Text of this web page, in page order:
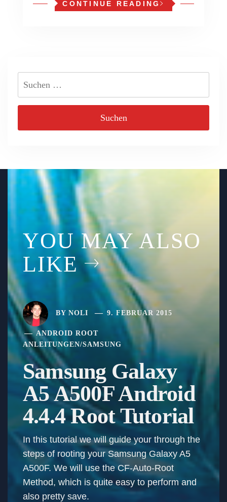
CONTINUE READING
YOU MAY ALSO
LIKE
BY NOLI 9. FEBRUAR 2015
ANDROID ROOT
ANLEITUNGEN/SAMSUNG
Samsung Galaxy
A5 A500F Android
4.4.4 Root Tutorial
In this tutorial we will guide your through the
steps of rooting your Samsung Galaxy A5
A500F. We will use the CF-Auto-Root
Method, which is quite easy to perform and
also pretty save.